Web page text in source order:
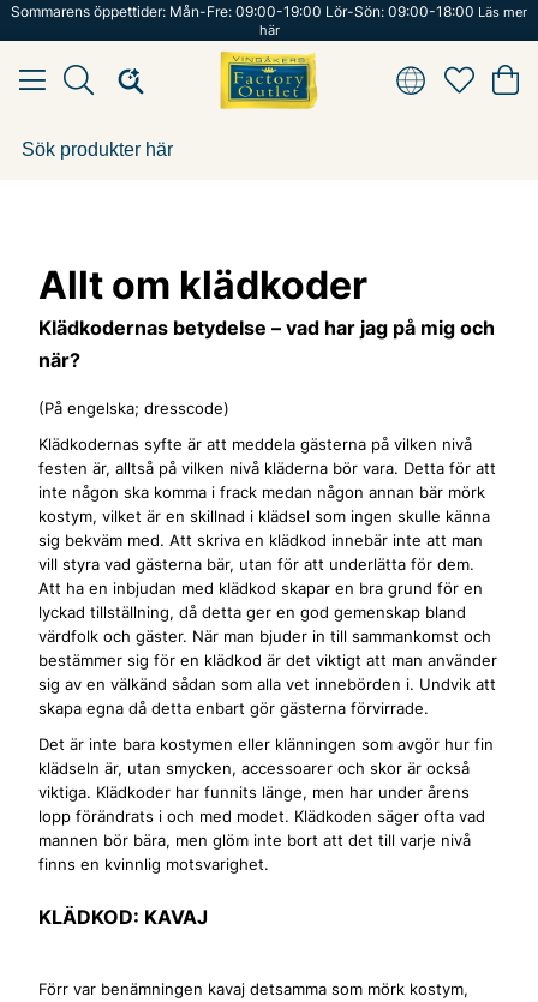
Sommarens öppettider: Mån-Fre: 09:00-19:00 Lör-Sön: 09:00-18:00 Läs mer
här
Allt om klädkoder
Klädkodernas betydelse – vad har jag på mig och
när?
(På engelska; dresscode)
Klädkodernas syfte är att meddela gästerna på vilken nivå
festen är, alltså på vilken nivå kläderna bör vara. Detta för att
inte någon ska komma i frack medan någon annan bär mörk
kostym, vilket är en skillnad i klädsel som ingen skulle känna
sig bekväm med. Att skriva en klädkod innebär inte att man
vill styra vad gästerna bär, utan för att underlätta för dem.
Att ha en inbjudan med klädkod skapar en bra grund för en
lyckad tillställning, då detta ger en god gemenskap bland
värdfolk och gäster. När man bjuder in till sammankomst och
bestämmer sig för en klädkod är det viktigt att man använder
sig av en välkänd sådan som alla vet innebörden i. Undvik att
skapa egna då detta enbart gör gästerna förvirrade.
Det är inte bara kostymen eller klänningen som avgör hur fin
klädseln är, utan smycken, accessoarer och skor är också
viktiga. Klädkoder har funnits länge, men har under årens
lopp förändrats i och med modet. Klädkoden säger ofta vad
mannen bör bära, men glöm inte bort att det till varje nivå
finns en kvinnlig motsvarighet.
KLÄDKOD: KAVAJ
Förr var benämningen kavaj detsamma som mörk kostym,